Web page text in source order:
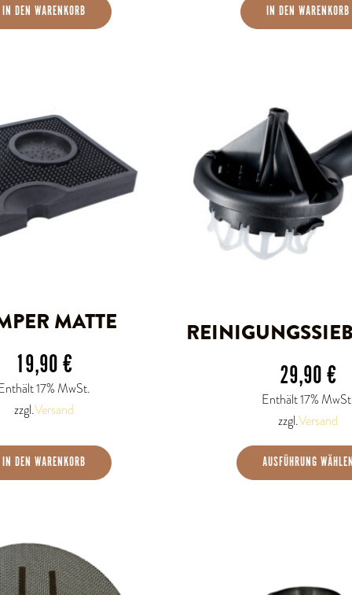
IN DEN WARENKORB IN DEN WARENKORB
MATTE
19,90€
17% MwSt.
zzgl.Versand
IN DEN WARENKORB
29,90€
Enthält 17%
zzgl.Versand
AUSFÜHRUNG
auf.
Die
der
werden